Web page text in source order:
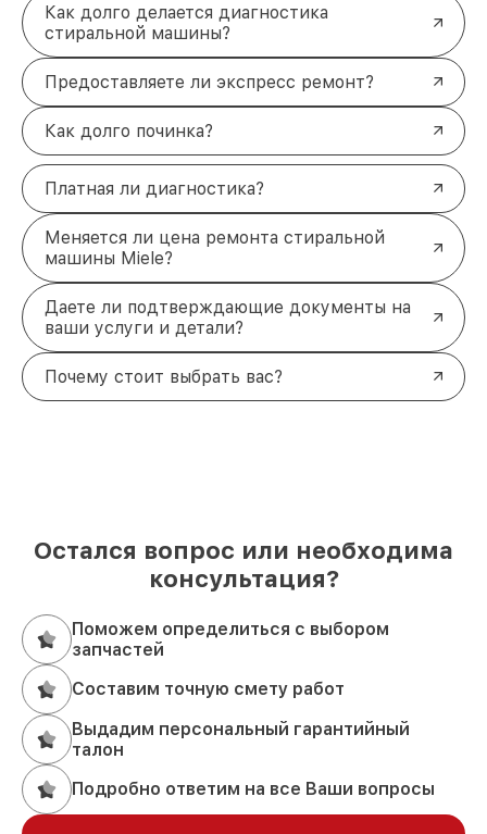
Как долго делается диагностика
стиральной машины?
Предоставляете ли экспресс ремонт?
Как долго починка?
Платная ли диагностика?
Меняется ли цена ремонта стиральной
машины Miele?
Даете ли подтверждающие документы на
ваши услуги и детали?
Почему стоит выбрать вас?
Остался вопрос или необходима
консультация?
Поможем определиться с выбором
запчастей
Составим точную смету работ
Выдадим персональный гарантийный
талон
Подробно ответим на все Ваши вопросы